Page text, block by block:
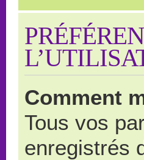
Comment
Tous vos
enregistrés